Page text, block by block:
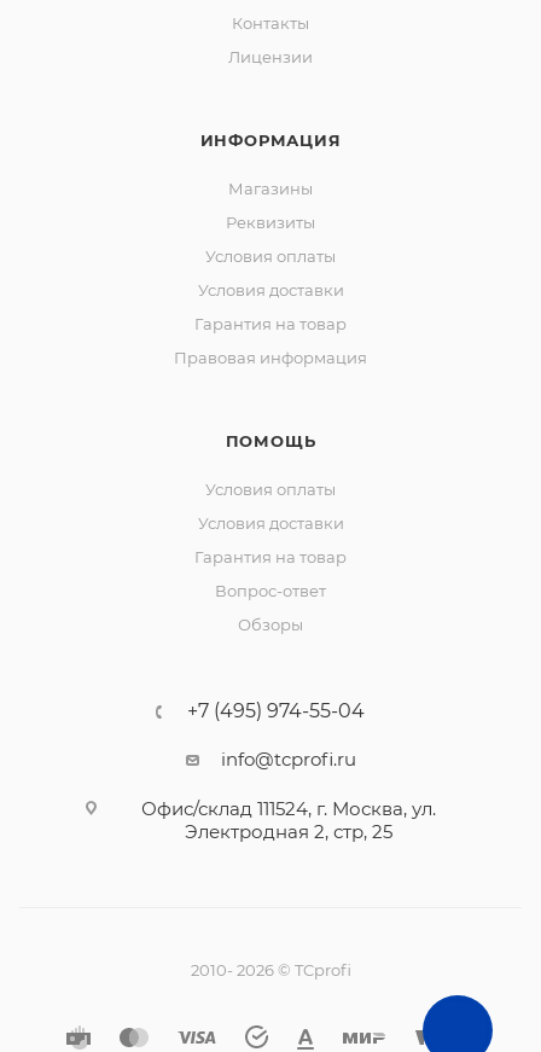
Контакты
Лицензии
ИНФОРМАЦИЯ
Магазины
Реквизиты
Условия оплаты
Условия доставки
Гарантия на товар
Правовая информация
ПОМОЩЬ
Условия оплаты
Условия доставки
Гарантия на товар
Вопрос-ответ
Обзоры
+7 (495) 974-55-04
info@tcprofi.ru
Офис/склад 111524, г. Москва, ул.
Электродная 2, стр, 25
2010- 2026 © TCprofi